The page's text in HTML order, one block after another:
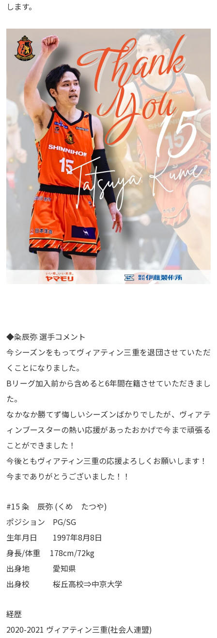
します。
◆粂辰弥 選手コメント
今シーズンをもってヴィアティン三重を退団させていただ
くことになりました。
Bリーグ加入前から含めると6年間在籍させていただきまし
た。
なかなか勝てず悔しいシーズンばかりでしたが、ヴィアテ
ィンブースターの熱い応援があったおかげで今まで頑張る
ことができました！
今後ともヴィアティン三重の応援よろしくお願いします！
今までありがとうございました！！
#15 粂 辰弥 (くめ たつや)
ポジション PG/SG
生年月日 1997年8月8日
身長/体重 178cm/72kg
出身地 愛知県
出身校 桜丘高校⇒中京大学
経歴
2020-2021 ヴィアティン三重(社会人連盟)